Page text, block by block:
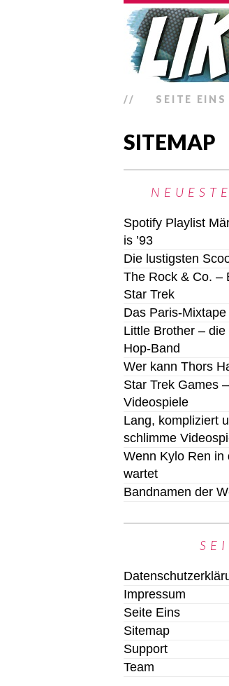
// SEITE EINS
SITEMAP
Spotify Playlist
is ’93
Die lustigsten
The Rock & Co. –
Star Trek
Das Paris-Mixtape
Little Brother –
Hop-Band
Wer kann Thors
Star Trek Games
Videospiele
Lang, kompliziert
schlimme
Wenn Kylo Ren in
wartet
Bandnamen der
Impressum
Seite Eins
Sitemap
Support
Team